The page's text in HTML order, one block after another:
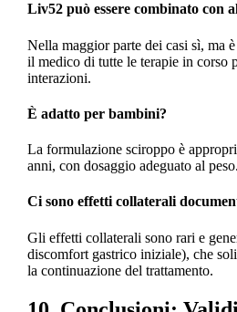
Liv52 può essere combinato con
Nella maggior parte dei casi sì, ma
il medico di tutte le terapie in corso
interazioni.
È adatto per bambini?
La formulazione sciroppo è
anni, con dosaggio adeguato al peso.
Ci sono effetti collaterali
Gli effetti collaterali sono rari e
discomfort gastrico iniziale), che
la continuazione del trattamento.